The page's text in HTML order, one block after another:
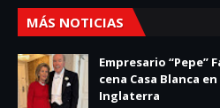
MÁS NOTICIAS
Empresario “Pepe”
cena Casa Blanca
Inglaterra